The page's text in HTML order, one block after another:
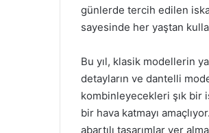
günlerde tercih edilen
sayesinde her yaştan
Bu yıl, klasik modellerin
detayların ve dantelli
kombinleyecekleri şık bir
bir hava katmayı
abartılı tasarımlar yer